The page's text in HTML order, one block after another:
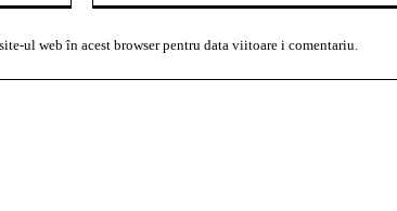
ul web în acest browser pentru data viitoare i comentariu.